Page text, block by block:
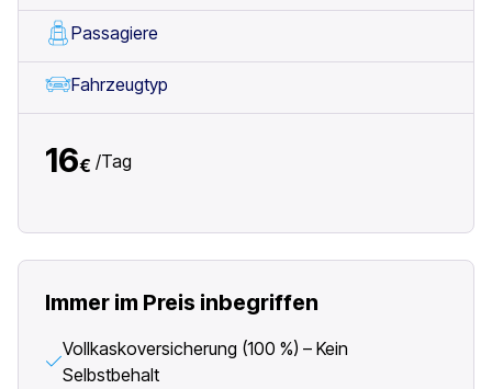
Passagiere
Fahrzeugtyp
16€ /Tag
Immer im Preis inbegriffen
Vollkaskoversicherung (100 %) – Kein
Selbstbehalt